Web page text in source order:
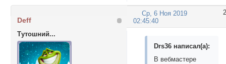
2
Ср, 6 Ноя 2019
02:45:40
Deff
Тутошний...
Drs36 написал(а):
В вебмастере